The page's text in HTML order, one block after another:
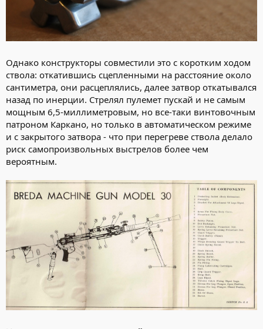
Однако конструкторы совместили это с коротким ходом
ствола: откатившись сцепленными на расстояние около
сантиметра, они расцеплялись, далее затвор откатывался
назад по инерции. Стрелял пулемет пускай и не самым
мощным 6,5-миллиметровым, но все-таки винтовочным
патроном Каркано, но только в автоматическом режиме
и с закрытого затвора - что при перегреве ствола делало
риск самопроизвольных выстрелов более чем
вероятным.